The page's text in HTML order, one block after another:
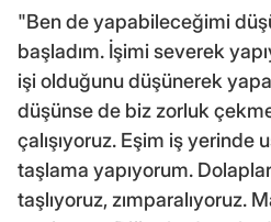
"Ben de yapabileceğimi
başladım. İşimi severek
işi olduğunu düşünerek
düşünse de biz zorluk
çalışıyoruz. Eşim iş yerinde
taşlama yapıyorum.
taşlıyoruz, zımparalıyoruz.